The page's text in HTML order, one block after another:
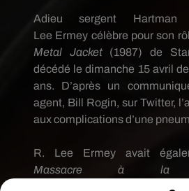
Adieu sergent Hartman
Lee Ermey célèbre pour son
Metal Jacket
(1987) de
décédé le dimanche 15 avril
ans.
D’après un
agent, Bill Rogin, sur Twitter,
aux complications d’une
R. Lee Ermey
avait
Massacre à la